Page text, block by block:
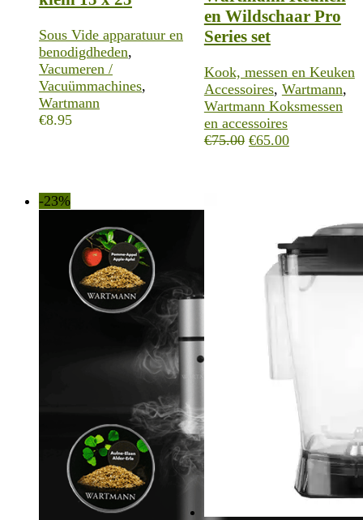
Sous Vide apparatuur en
benodigdheden,
Vacumeren /
Vacuümmachines,
Wartmann
€8.95
en Wildschaar Pro
Series set
Kook, messen en Keuken
Accessoires, Wartmann,
Wartmann Koksmessen
en accessoires
€75.00 Oorspronkelijke
€65.00Huidige
-23%